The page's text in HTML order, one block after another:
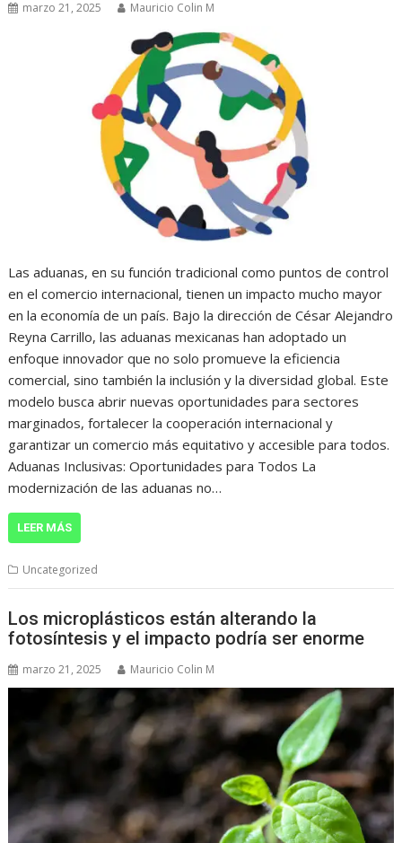
marzo 21, 2025 Mauricio Colin M
Las aduanas, en su función tradicional como puntos de control
en el comercio internacional, tienen un impacto mucho mayor
en la economía de un país. Bajo la dirección de César Alejandro
Reyna Carrillo, las aduanas mexicanas han adoptado un
enfoque innovador que no solo promueve la eficiencia
comercial, sino también la inclusión y la diversidad global. Este
modelo busca abrir nuevas oportunidades para sectores
marginados, fortalecer la cooperación internacional y
garantizar un comercio más equitativo y accesible para todos.
Aduanas Inclusivas: Oportunidades para Todos La
modernización de las aduanas no…
LEER MÁS
Uncategorized
Los microplásticos están alterando la
fotosíntesis y el impacto podría ser enorme
marzo 21, 2025 Mauricio Colin M